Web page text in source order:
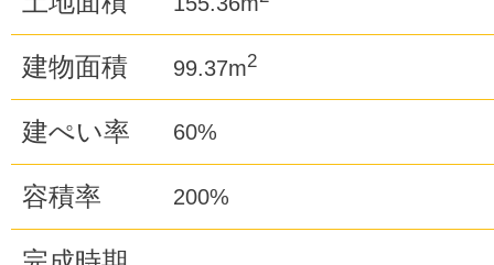
建物面積 99.37m2
建ぺい率 60%
容積率 200%